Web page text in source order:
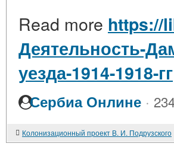
Read more https://
Деятельность-
уезда-1914-1918-гг
Сербиа Онлине ·
Колонизационный проект В. И. Подрузского